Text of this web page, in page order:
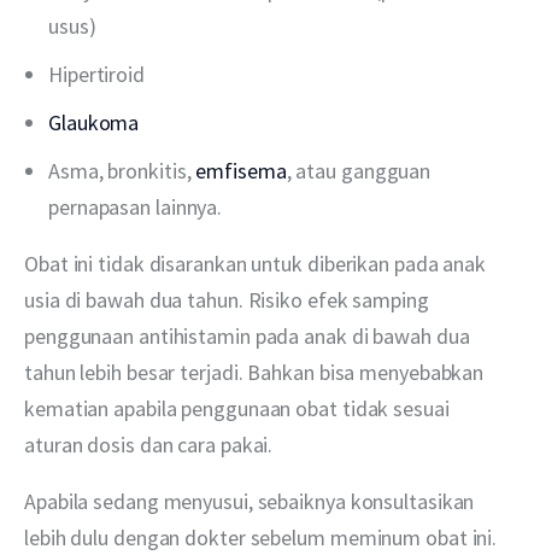
usus)
Hipertiroid
Glaukoma
Asma, bronkitis,emfisema, atau gangguan
pernapasan lainnya.
Obat ini tidak disarankan untuk diberikan pada anak
usia di bawah dua tahun. Risiko efek samping
penggunaan antihistamin pada anak di bawah dua
tahun lebih besar terjadi. Bahkan bisa menyebabkan
kematian apabila penggunaan obat tidak sesuai
aturan dosis dan cara pakai.
Apabila sedang menyusui, sebaiknya konsultasikan
lebih dulu dengan dokter sebelum meminum obat ini.